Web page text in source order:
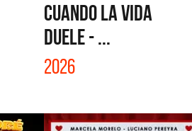
CUANDO LA VIDA
DUELE - ...
2026